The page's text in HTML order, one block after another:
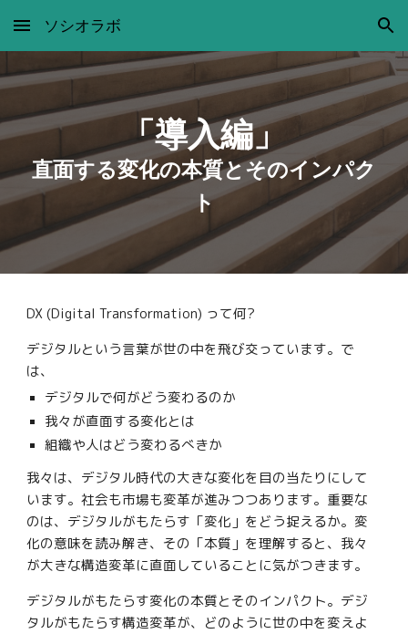
Skip to main content Skip to navigation
ソシオラボ
「導入編」
直面する変化の本質とそのインパク
ト
DX (Digital Transformation) って何?
デジタルという言葉が世の中を飛び交っています。で
は、
デジタルで何がどう変わるのか
我々が直面する変化とは
組織や人はどう変わるべきか
我々は、デジタル時代の大きな変化を目の当たりにして
います。社会も市場も変革が進みつつあります。重要な
のは、 デジタルがもたらす「変化」をどう捉えるか。変
化の意味を読み解き、その「本質」を理解すると、我々
が大きな構造変革に直面していることに気がつきます。
デジタルがもたらす変化の本質とそのインパクト。デジ
タルがもたらす構造変革が、どのように世の中を変えよ